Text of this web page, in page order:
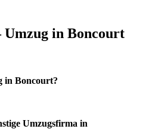
in Boncourt
in Boncourt?
Umzugsfirma in